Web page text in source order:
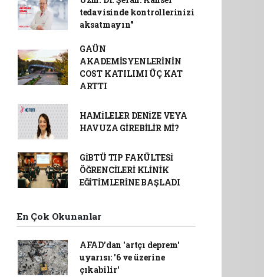
tedavisinde kontrollerinizi
aksatmayın"
GAÜN
AKADEMİSYENLERİNİN
COST KATILIMI ÜÇ KAT
ARTTI
HAMİLELER DENİZE VEYA
HAVUZA GİREBİLİR Mİ?
GİBTÜ TIP FAKÜLTESİ
ÖĞRENCİLERİ KLİNİK
EĞİTİMLERİNE BAŞLADI
En Çok Okunanlar
AFAD’dan 'artçı deprem'
uyarısı: '6 ve üzerine
çıkabilir'